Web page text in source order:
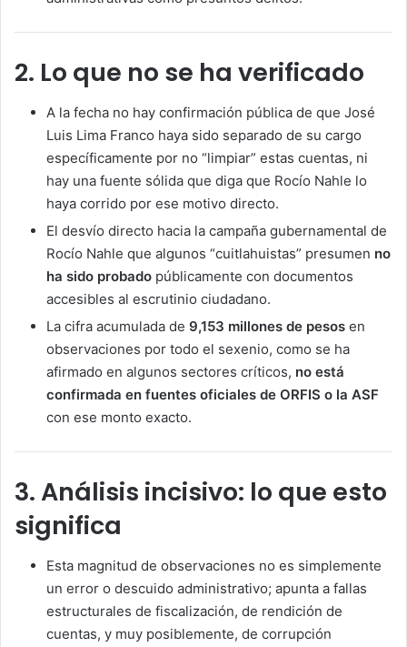
2. Lo que no se ha verificado
A la fecha no hay confirmación pública de que José
Luis Lima Franco haya sido separado de su cargo
específicamente por no “limpiar” estas cuentas, ni
hay una fuente sólida que diga que Rocío Nahle lo
haya corrido por ese motivo directo.
El desvío directo hacia la campaña gubernamental de
Rocío Nahle que algunos “cuitlahuistas” presumen no
ha sido probado públicamente con documentos
accesibles al escrutinio ciudadano.
La cifra acumulada de 9,153 millones de pesos en
observaciones por todo el sexenio, como se ha
afirmado en algunos sectores críticos, no está
confirmada en fuentes oficiales de ORFIS o la ASF
con ese monto exacto.
3. Análisis incisivo: lo que esto
significa
Esta magnitud de observaciones no es simplemente
un error o descuido administrativo; apunta a fallas
estructurales de fiscalización, de rendición de
cuentas, y muy posiblemente, de corrupción